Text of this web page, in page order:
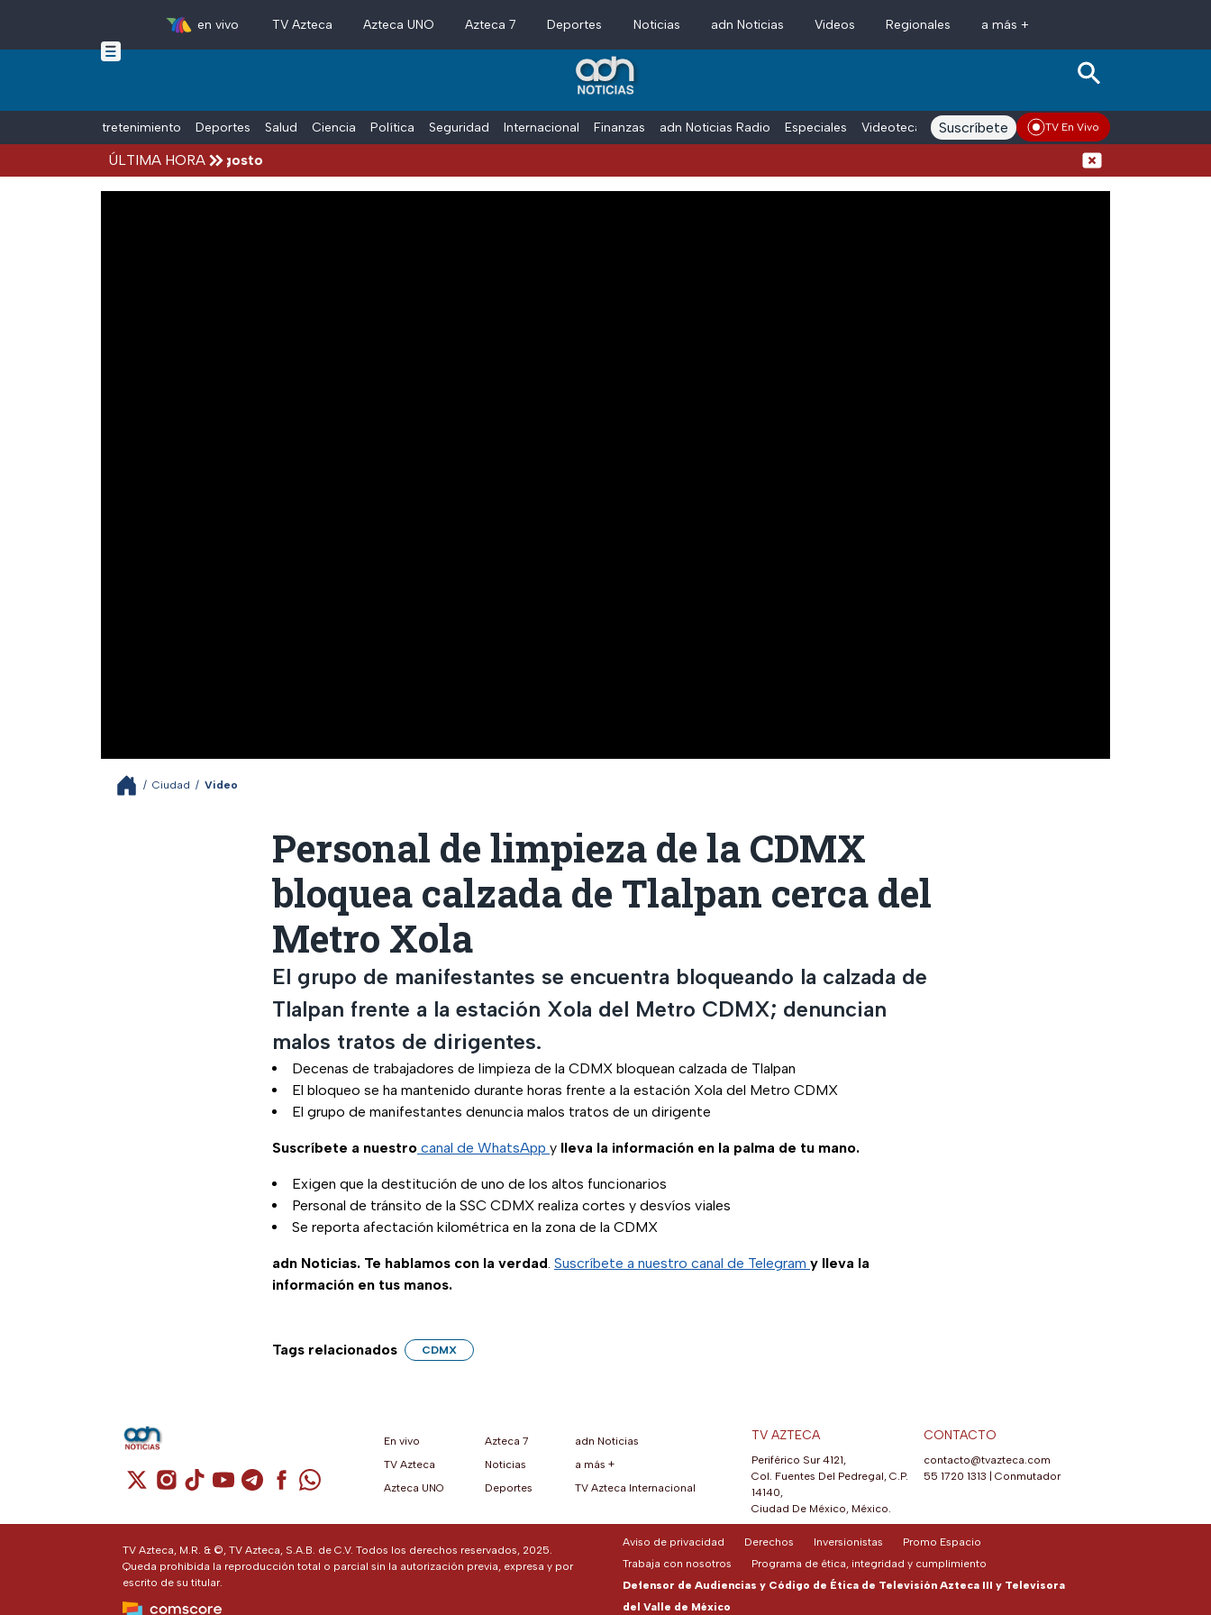
Skip to main content
en vivo TV Azteca Azteca UNO Azteca 7 Deportes Noticias adn Noticias Videos Regionales a más +
Entretenimiento Deportes Salud Ciencia Política Seguridad Internacional Finanzas adn Noticias Radio Especiales Videoteca Conductores Voces adn Noticias
Suscríbete TV En Vivo
ÚLTIMA HORA
hoy viernes 7 de agosto
/ Ciudad / Video
Personal de limpieza de la CDMX
bloquea calzada de Tlalpan cerca del
Metro Xola
El grupo de manifestantes se encuentra bloqueando la calzada de
Tlalpan frente a la estación Xola del Metro CDMX; denuncian
malos tratos de dirigentes.
Decenas de trabajadores de limpieza de la CDMX bloquean calzada de Tlalpan
El bloqueo se ha mantenido durante horas frente a la estación Xola del Metro CDMX
El grupo de manifestantes denuncia malos tratos de un dirigente
Suscríbete a nuestro canal de WhatsApp y lleva la información en la palma de tu mano.
Exigen que la destitución de uno de los altos funcionarios
Personal de tránsito de la SSC CDMX realiza cortes y desvíos viales
Se reporta afectación kilométrica en la zona de la CDMX
adn Noticias. Te hablamos con la verdad. Suscríbete a nuestro canal de Telegram y lleva la
información en tus manos.
Tags relacionados CDMX
Cuenta de X / Twitter (se abre en una nueva pestaña)
Cuenta de Instagram (se abre en una nueva pestaña)
Cuenta de TikTok (se abre en una nueva pestaña)
Cuenta de YouTube (se abre en una nueva pestaña)
Cuenta de Telegram (se abre en una nueva pestaña)
Cuenta de Facebook (se abre en una nueva pestaña)
Cuenta de WhatsApp (se abre en una nueva pestaña)
En vivo
TV Azteca
Azteca UNO
Azteca 7
Noticias
Deportes
adn Noticias
a más +
TV Azteca Internacional
TV AZTECA
Periférico Sur 4121,
Col. Fuentes Del Pedregal, C.P.
14140,
Ciudad De México, México.
CONTACTO
contacto@tvazteca.com
55 1720 1313 | Conmutador
TV Azteca, M.R. & ©, TV Azteca, S.A.B. de C.V. Todos los derechos reservados, 2025.
Queda prohibida la reproducción total o parcial sin la autorización previa, expresa y por
escrito de su titular.
Aviso de privacidad Derechos Inversionistas
Promo Espacio
Trabaja con nosotros
Programa de ética, integridad y cumplimiento
Defensor de Audiencias y Código de Ética de Televisión Azteca III y Televisora
del Valle de México